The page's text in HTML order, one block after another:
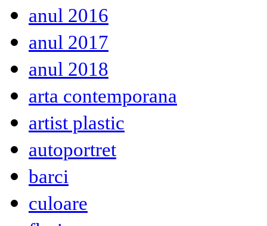
anul 2016
anul 2017
anul 2018
arta contemporana
artist plastic
autoportret
barci
culoare